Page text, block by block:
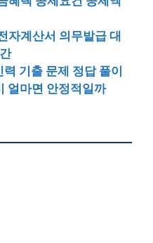
자계산서 의무발급 대
기출 문제 정답 풀이
얼마면 안정적일까